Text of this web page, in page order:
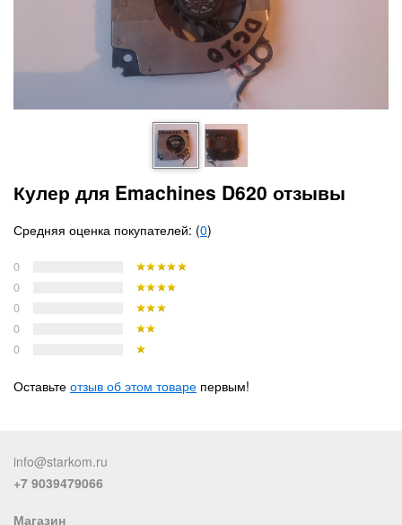
Кулер для Emachines D620 отзывы
Средняя оценка покупателей: (0)
0
0
0
0
0
Оставьте отзыв об этом товаре первым!
info@starkom.ru
+7 9039479066
Магазин